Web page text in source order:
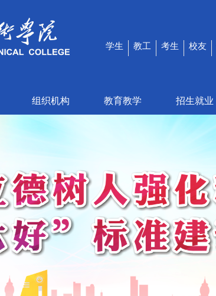
学生 教工 考生 校友
组织机构 教育教学 招生就业